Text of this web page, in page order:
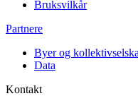
Bruksvilkår
Partnere
Byer og
Data
Kontakt